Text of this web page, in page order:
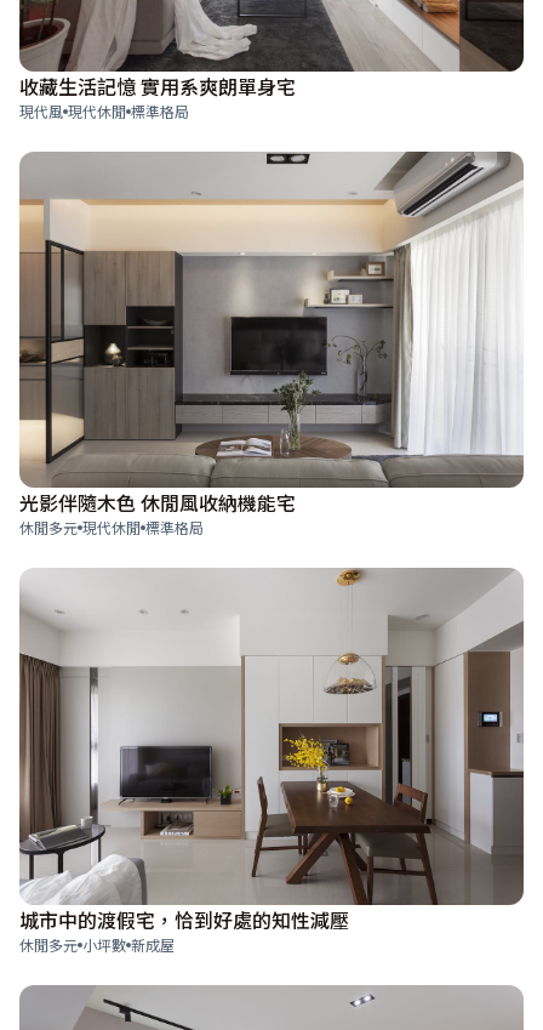
收藏生活記憶 實用系爽朗單身宅
現代風 現代休閒 標準格局
光影伴隨木色 休閒風收納機能宅
休閒多元 現代休閒 標準格局
城市中的渡假宅，恰到好處的知性減壓
休閒多元 小坪數 新成屋